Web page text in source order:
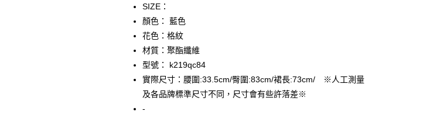
AFTEE先享後付
相關說明
【關於「AFTEE先享後付」】
AFTEE先享後付是「在收到商品之後才付款」的支付方式。 讓您購物簡單
便利好安心！
１．簡單：不需註冊會員、不需綁卡、不需儲值。
２．便利：只要手機號碼，簡訊認證，即可結帳。
【「AFTEE先享後付」結帳流程】
運送方式
全家取貨付款
免運費
SIZE：
顏色： 藍色
花色：格紋
材質：聚酯纖維
型號： k219qc84
實際尺寸：腰圍:33.5cm/臀圍:83cm/裙長:73cm/ ※人工測量
及各品牌標準尺寸不同，尺寸會有些許落差※
-